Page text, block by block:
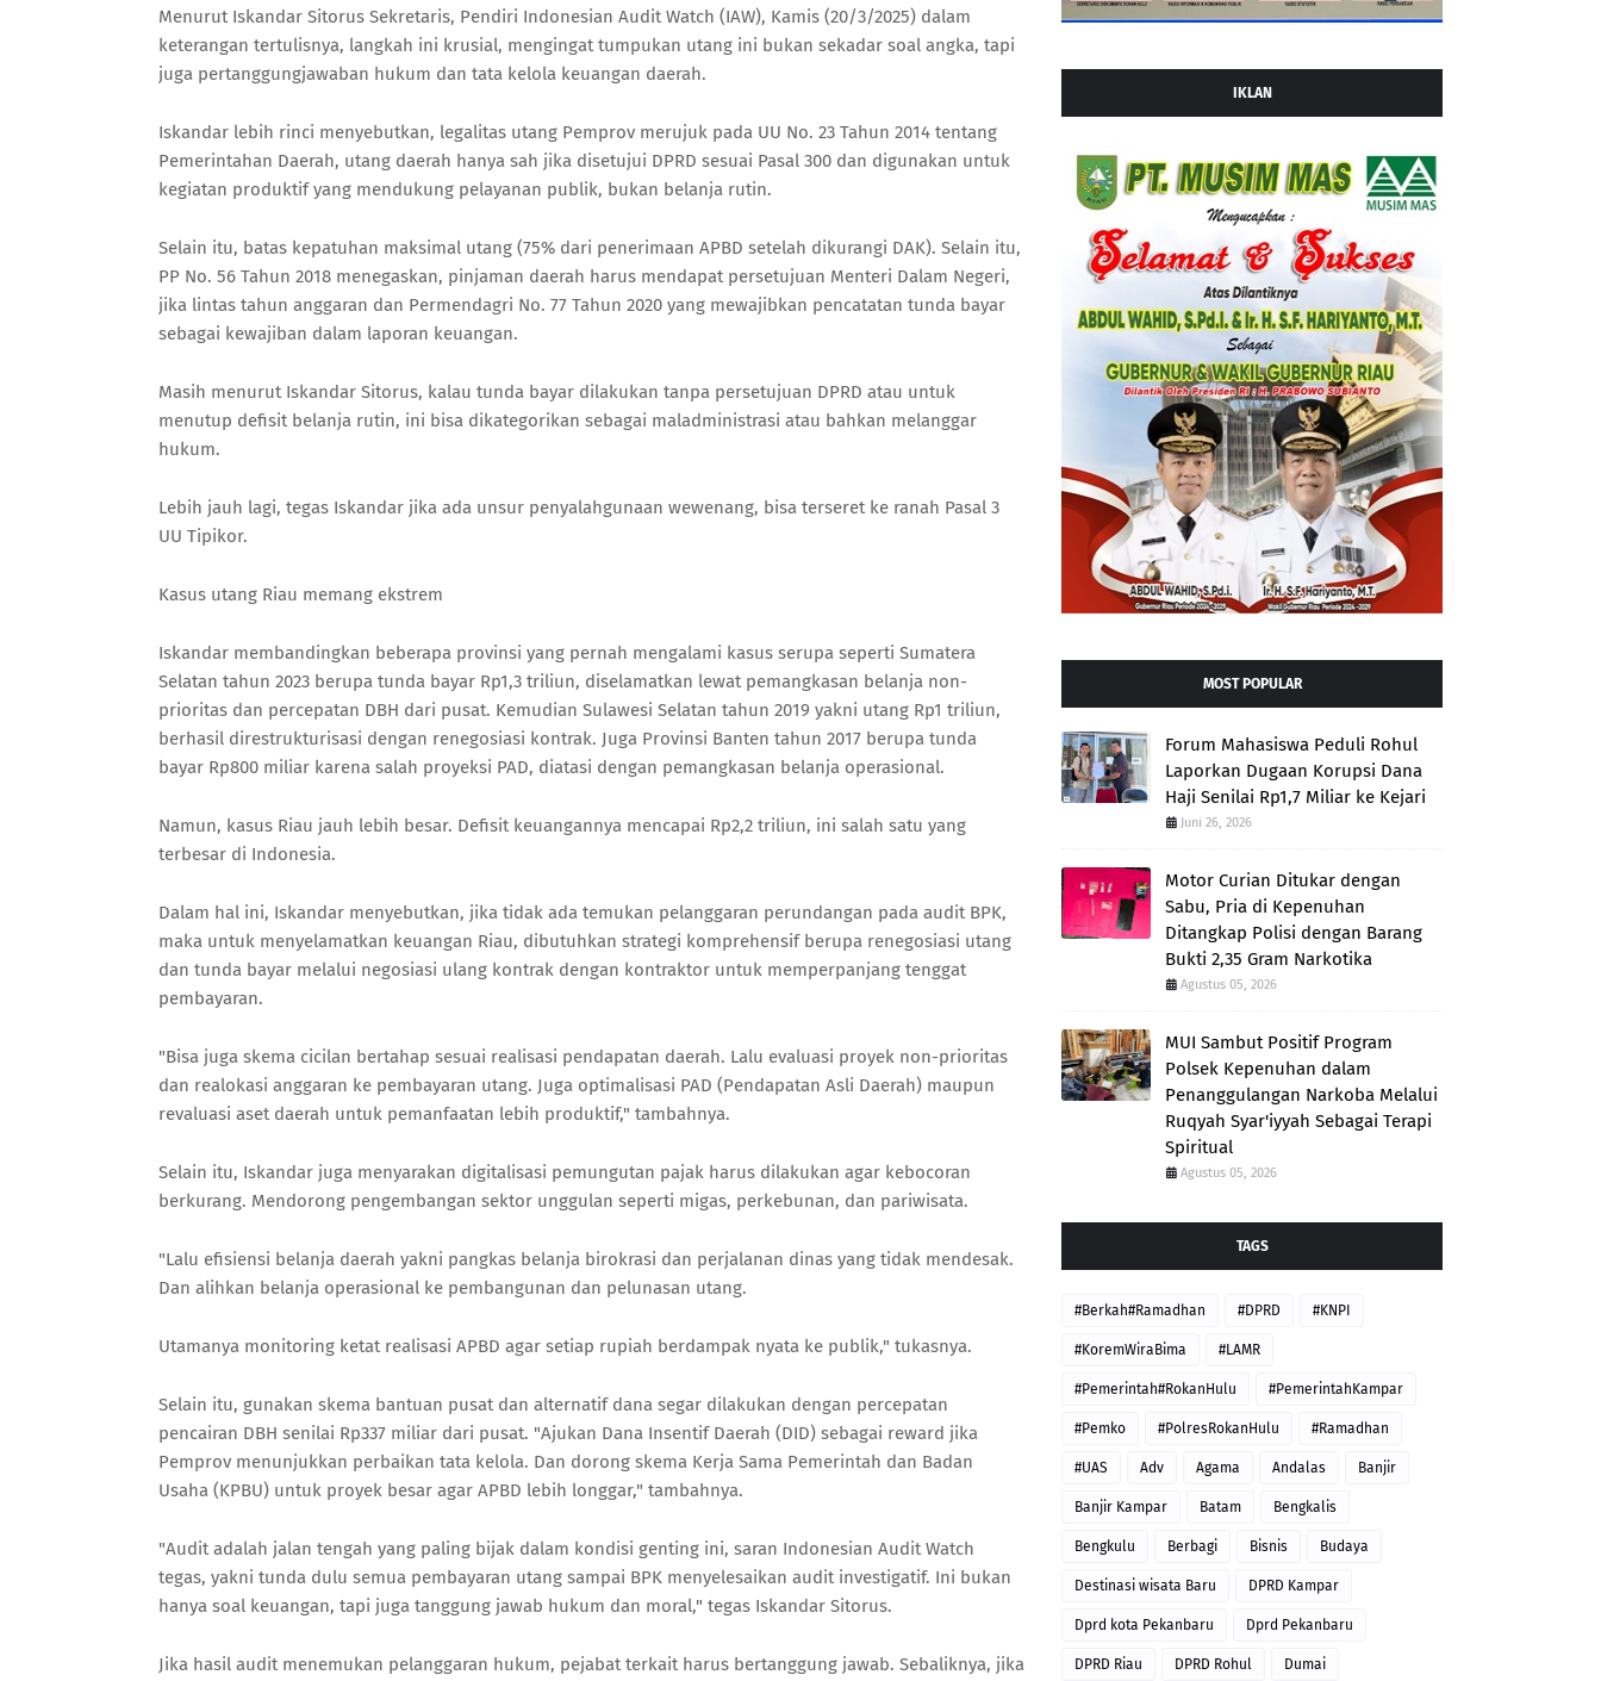
Menurut Iskandar Sitorus Sekretaris, Pendiri Indonesian Audit Watch (IAW), Kamis (20/3/2025) dalam
keterangan tertulisnya, langkah ini krusial, mengingat tumpukan utang ini bukan sekadar soal angka, tapi
juga pertanggungjawaban hukum dan tata kelola keuangan daerah.
Iskandar lebih rinci menyebutkan, legalitas utang Pemprov merujuk pada UU No. 23 Tahun 2014 tentang
Pemerintahan Daerah, utang daerah hanya sah jika disetujui DPRD sesuai Pasal 300 dan digunakan untuk
kegiatan produktif yang mendukung pelayanan publik, bukan belanja rutin.
Selain itu, batas kepatuhan maksimal utang (75% dari penerimaan APBD setelah dikurangi DAK). Selain itu,
PP No. 56 Tahun 2018 menegaskan, pinjaman daerah harus mendapat persetujuan Menteri Dalam Negeri,
jika lintas tahun anggaran dan Permendagri No. 77 Tahun 2020 yang mewajibkan pencatatan tunda bayar
sebagai kewajiban dalam laporan keuangan.
Masih menurut Iskandar Sitorus, kalau tunda bayar dilakukan tanpa persetujuan DPRD atau untuk
menutup defisit belanja rutin, ini bisa dikategorikan sebagai maladministrasi atau bahkan melanggar
hukum.
Lebih jauh lagi, tegas Iskandar jika ada unsur penyalahgunaan wewenang, bisa terseret ke ranah Pasal 3
UU Tipikor.
Kasus utang Riau memang ekstrem
Iskandar membandingkan beberapa provinsi yang pernah mengalami kasus serupa seperti Sumatera
Selatan tahun 2023 berupa tunda bayar Rp1,3 triliun, diselamatkan lewat pemangkasan belanja non-
prioritas dan percepatan DBH dari pusat. Kemudian Sulawesi Selatan tahun 2019 yakni utang Rp1 triliun,
berhasil direstrukturisasi dengan renegosiasi kontrak. Juga Provinsi Banten tahun 2017 berupa tunda
bayar Rp800 miliar karena salah proyeksi PAD, diatasi dengan pemangkasan belanja operasional.
Namun, kasus Riau jauh lebih besar. Defisit keuangannya mencapai Rp2,2 triliun, ini salah satu yang
terbesar di Indonesia.
Dalam hal ini, Iskandar menyebutkan, jika tidak ada temukan pelanggaran perundangan pada audit BPK,
maka untuk menyelamatkan keuangan Riau, dibutuhkan strategi komprehensif berupa renegosiasi utang
dan tunda bayar melalui negosiasi ulang kontrak dengan kontraktor untuk memperpanjang tenggat
pembayaran.
"Bisa juga skema cicilan bertahap sesuai realisasi pendapatan daerah. Lalu evaluasi proyek non-prioritas
dan realokasi anggaran ke pembayaran utang. Juga optimalisasi PAD (Pendapatan Asli Daerah) maupun
revaluasi aset daerah untuk pemanfaatan lebih produktif," tambahnya.
Selain itu, Iskandar juga menyarakan digitalisasi pemungutan pajak harus dilakukan agar kebocoran
berkurang. Mendorong pengembangan sektor unggulan seperti migas, perkebunan, dan pariwisata.
"Lalu efisiensi belanja daerah yakni pangkas belanja birokrasi dan perjalanan dinas yang tidak mendesak.
Dan alihkan belanja operasional ke pembangunan dan pelunasan utang.
Utamanya monitoring ketat realisasi APBD agar setiap rupiah berdampak nyata ke publik," tukasnya.
Selain itu, gunakan skema bantuan pusat dan alternatif dana segar dilakukan dengan percepatan
pencairan DBH senilai Rp337 miliar dari pusat. "Ajukan Dana Insentif Daerah (DID) sebagai reward jika
Pemprov menunjukkan perbaikan tata kelola. Dan dorong skema Kerja Sama Pemerintah dan Badan
Usaha (KPBU) untuk proyek besar agar APBD lebih longgar," tambahnya.
"Audit adalah jalan tengah yang paling bijak dalam kondisi genting ini, saran Indonesian Audit Watch
tegas, yakni tunda dulu semua pembayaran utang sampai BPK menyelesaikan audit investigatif. Ini bukan
hanya soal keuangan, tapi juga tanggung jawab hukum dan moral," tegas Iskandar Sitorus.
Jika hasil audit menemukan pelanggaran hukum, pejabat terkait harus bertanggung jawab. Sebaliknya, jika
IKLAN
MOST POPULAR
Forum Mahasiswa Peduli Rohul
Laporkan Dugaan Korupsi Dana
Haji Senilai Rp1,7 Miliar ke Kejari
Juni 26, 2026
Motor Curian Ditukar dengan
Sabu, Pria di Kepenuhan
Ditangkap Polisi dengan Barang
Bukti 2,35 Gram Narkotika
Agustus 05, 2026
MUI Sambut Positif Program
Polsek Kepenuhan dalam
Penanggulangan Narkoba Melalui
Ruqyah Syar'iyyah Sebagai Terapi
Spiritual
Agustus 05, 2026
TAGS
#Berkah#Ramadhan #DPRD #KNPI
#KoremWiraBima #LAMR
#Pemerintah#RokanHulu #PemerintahKampar
#Pemko #PolresRokanHulu #Ramadhan
#UAS Adv Agama Andalas Banjir
Banjir Kampar Batam Bengkalis
Bengkulu Berbagi Bisnis Budaya
Destinasi wisata Baru DPRD Kampar
Dprd kota Pekanbaru Dprd Pekanbaru
DPRD Riau DPRD Rohul Dumai